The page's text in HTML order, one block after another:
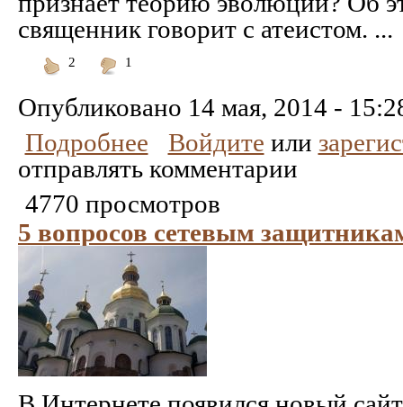
священник говорит с атеистом. ...
2
1
Опубликовано 14 мая, 2014 -
Подробнее
Войдите или
отправлять комментарии
4770 просмотров
5 вопросов сетевым